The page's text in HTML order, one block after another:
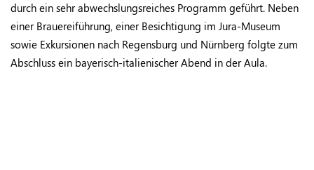
durch ein sehr abwechslungsreiches Programm geführt. Neben
einer Brauereiführung, einer Besichtigung im Jura-Museum
sowie Exkursionen nach Regensburg und Nürnberg folgte zum
Abschluss ein bayerisch-italienischer Abend in der Aula.